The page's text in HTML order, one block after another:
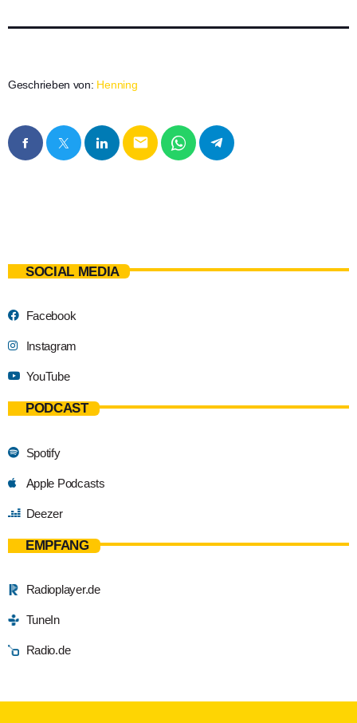
Geschrieben von: Henning
email
SOCIAL MEDIA
Facebook
Instagram
YouTube
PODCAST
Spotify
Apple Podcasts
Deezer
EMPFANG
Radioplayer.de
TuneIn
Radio.de